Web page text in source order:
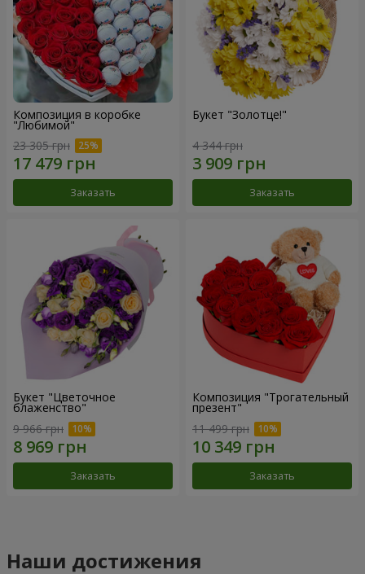
Композиция в коробке
"Любимой"
23 305 грн
Заказать
Букет "Золотце!"
4 344 грн
Заказать
Букет "Цветочное
блаженство"
9 966 грн
Заказать
Композиция "Трогательный
презент"
11 499 грн
Заказать
Наши достижения